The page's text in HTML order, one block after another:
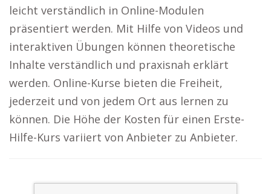
leicht verständlich in Online-Modulen
präsentiert werden. Mit Hilfe von Videos und
interaktiven Übungen können theoretische
Inhalte verständlich und praxisnah erklärt
werden. Online-Kurse bieten die Freiheit,
jederzeit und von jedem Ort aus lernen zu
können. Die Höhe der Kosten für einen Erste-
Hilfe-Kurs variiert von Anbieter zu Anbieter.